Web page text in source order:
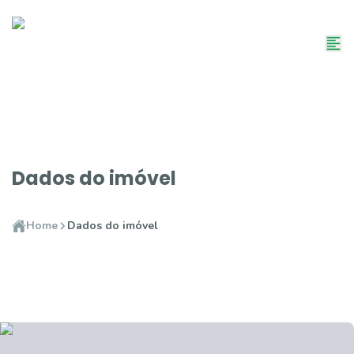
Dados do imóvel
Home Dados do imóvel